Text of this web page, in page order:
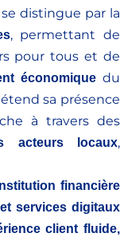
se distingue par la
, permettant de
pour tous et de
économique du
sa présence
à travers des
acteurs locaux,
financière
services digitaux
client fluide,